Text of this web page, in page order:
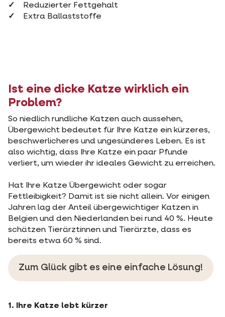
Reduzierter Fettgehalt
Extra Ballaststoffe
Ist eine dicke Katze wirklich ein
Problem?
So niedlich rundliche Katzen auch aussehen,
Übergewicht bedeutet für Ihre Katze ein kürzeres,
beschwerlicheres und ungesünderes Leben. Es ist
also wichtig, dass Ihre Katze ein paar Pfunde
verliert, um wieder ihr ideales Gewicht zu erreichen.
Hat Ihre Katze Übergewicht oder sogar
Fettleibigkeit? Damit ist sie nicht allein. Vor einigen
Jahren lag der Anteil übergewichtiger Katzen in
Belgien und den Niederlanden bei rund 40 %. Heute
schätzen Tierärztinnen und Tierärzte, dass es
bereits etwa 60 % sind.
Zum Glück gibt es eine einfache Lösung!
1. Ihre Katze lebt kürzer